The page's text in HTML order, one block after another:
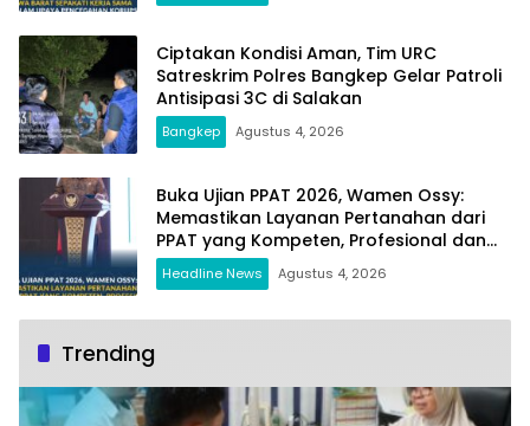
Ciptakan Kondisi Aman, Tim URC
Satreskrim Polres Bangkep Gelar Patroli
Antisipasi 3C di Salakan
Bangkep Agustus 4, 2026
Buka Ujian PPAT 2026, Wamen Ossy:
Memastikan Layanan Pertanahan dari
PPAT yang Kompeten, Profesional dan
Berintegritas
Headline News Agustus 4, 2026
Trending